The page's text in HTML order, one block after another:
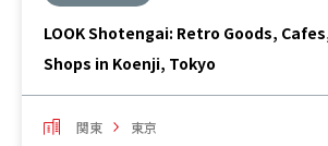
LOOK Shotengai: Retro Goods,
Shops in Koenji, Tokyo
関東
東京